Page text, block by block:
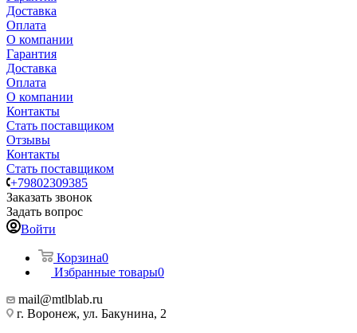
Доставка
Оплата
О компании
Гарантия
Доставка
Оплата
О компании
Контакты
Стать поставщиком
Отзывы
Контакты
Стать поставщиком
+79802309385
Заказать звонок
Задать вопрос
Войти
Корзина0
Избранные товары0
mail@mtlblab.ru
г. Воронеж, ул. Бакунина, 2